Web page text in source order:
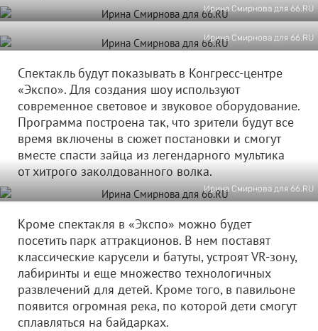
Ирина Смирнова для 66.RU
Ирина Смирнова для 66.RU
Спектакль будут показывать в Конгресс-центре
«Экспо». Для создания шоу используют
современное световое и звуковое оборудование.
Программа построена так, что зрители будут все
время включены в сюжет постановки и смогут
вместе спасти зайца из легендарного мультика
от хитрого заколдованного волка.
Ирина Смирнова для 66.RU
Кроме спектакля в «Экспо» можно будет
посетить парк аттракционов. В нем поставят
классические карусели и батуты, устроят VR-зону,
лабиринты и еще множество технологичных
развлечений для детей. Кроме того, в павильоне
появится огромная река, по которой дети смогут
сплавляться на байдарках.